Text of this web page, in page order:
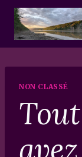
Skip
content
NON CLASSÉ